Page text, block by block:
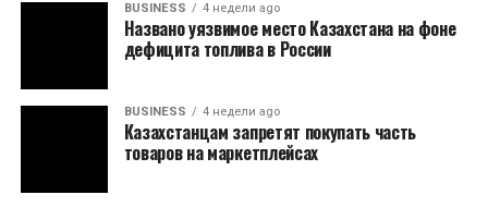
BUSINESS 4 недели ago
Названо уязвимое место Казахстана на фоне
дефицита топлива в России
BUSINESS 4 недели ago
Казахстанцам запретят покупать часть
товаров на маркетплейсах